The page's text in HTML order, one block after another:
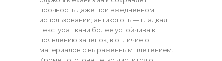
прочность даже при ежедневном
использовании; антикоготь — гладкая
текстура ткани более устойчива к
появлению зацепок, в отличие от
материалов с выраженным плетением.